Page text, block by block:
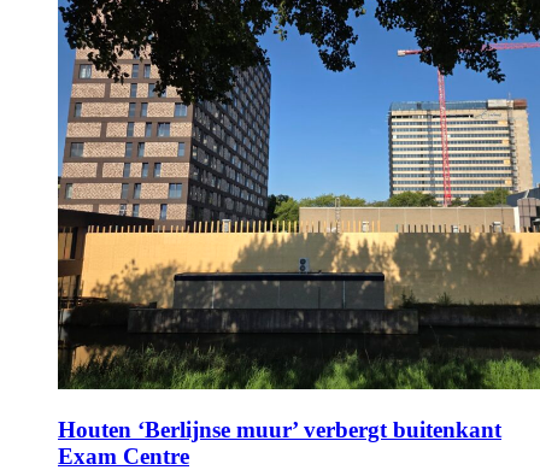
Houten ‘Berlijnse muur’ verbergt buitenkant
Exam Centre